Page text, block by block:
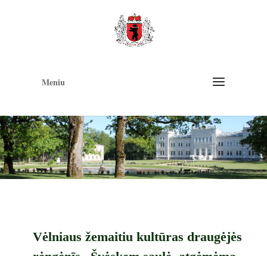
Meniu
Vėlniaus žemaitiu kultūras draugėjės